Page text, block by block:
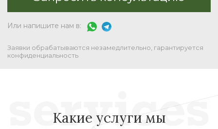
Или напишите нам в:
Заявки обрабатываются незамедлительно, гарантируется
конфиденциальность
Какие услуги мы